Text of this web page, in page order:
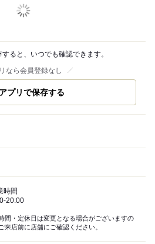
ると、いつでも確認できます。
なら会員登録なし
アプリで保存する
時間
20:00
間・定休日は変更となる場合がございますの
来店前に店舗にご確認ください。